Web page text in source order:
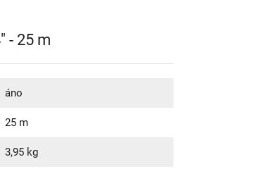
- 25 m
áno
25 m
3,95 kg